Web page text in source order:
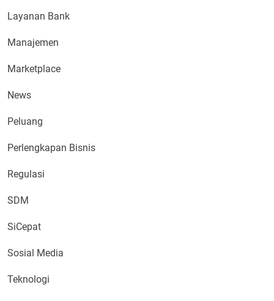
Layanan Bank
Manajemen
Marketplace
News
Peluang
Perlengkapan Bisnis
Regulasi
SDM
SiCepat
Sosial Media
Teknologi